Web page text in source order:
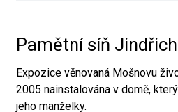
Pamětní síň
Expozice věnovaná Mošnovu
2005 nainstalována v domě,
jeho manželky.